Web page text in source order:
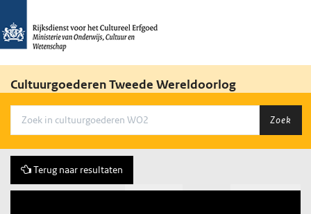
Cultuurgoederen Tweede Wereldoorlog
Zoek
Terug naar resultaten